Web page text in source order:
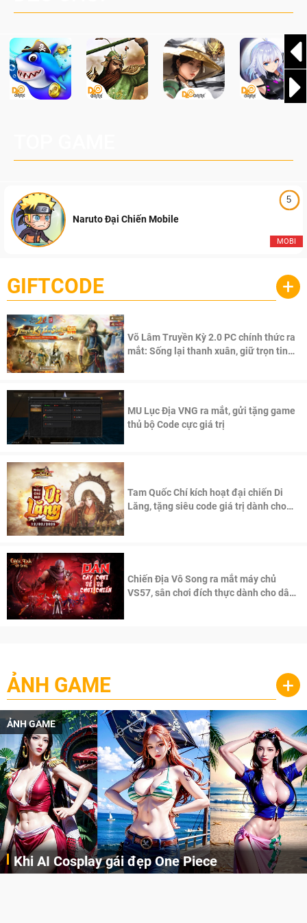
5
MOBI
Naruto Đại Chiến Mobile
GIFTCODE +
Võ Lâm Truyền Kỳ 2.0 PC chính thức ra
mắt: Sống lại thanh xuân, giữ trọn tinh
MU Lục Địa VNG ra mắt, gửi tặng game
thủ bộ Code cực giá trị
Tam Quốc Chí kích hoạt đại chiến Di
Lăng, tặng siêu code giá trị dành cho
Chiến Địa Vô Song ra mắt máy chủ
VS57, sân chơi đích thực dành cho dân
ẢNH GAME +
ẢNH GAME
Khi AI Cosplay gái đẹp One Piece